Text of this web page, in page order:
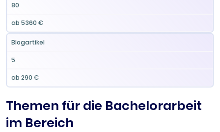
80
ab 5360 €
Blogartikel
5
ab 290 €
Themen für die Bachelorarbeit
im Bereich